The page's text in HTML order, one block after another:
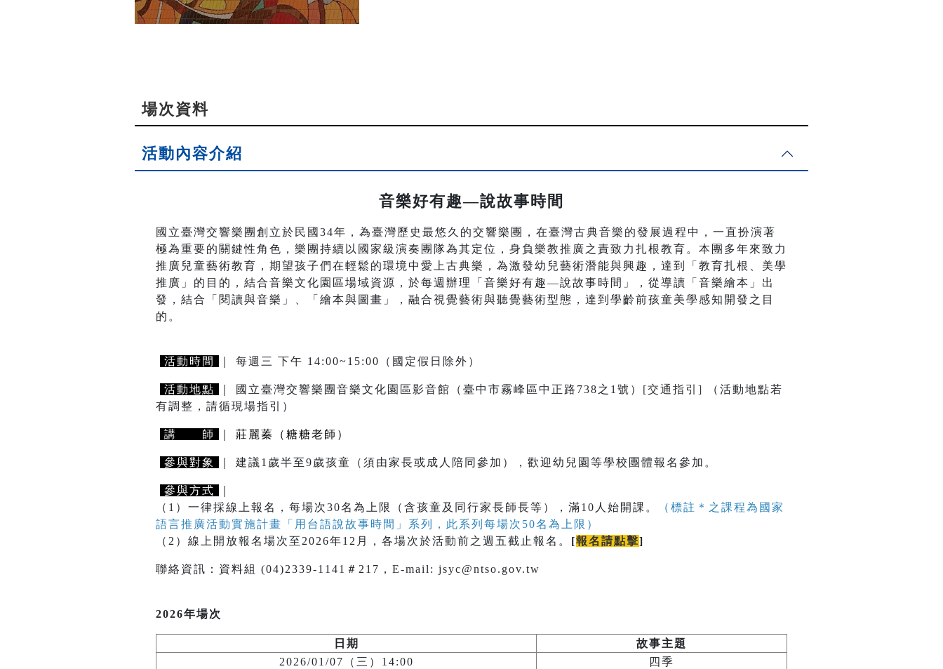
場次資料
活動內容介紹
音樂好有趣—說故事時間
國立臺灣交響樂團創立於民國34年，為臺灣歷史最悠久的交響樂團，在臺灣古典音樂的發展過程中，一直扮演著
極為重要的關鍵性角色，樂團持續以國家級演奏團隊為其定位，身負樂教推廣之責致力扎根教育。本團多年來致力
推廣兒童藝術教育，期望孩子們在輕鬆的環境中愛上古典樂，為激發幼兒藝術潛能與興趣，達到「教育扎根、美學
推廣」的目的，結合音樂文化園區場域資源，於每週辦理「音樂好有趣—說故事時間」，從導讀「音樂繪本」出
發，結合「閱讀與音樂」、「繪本與圖畫」，融合視覺藝術與聽覺藝術型態，達到學齡前孩童美學感知開發之目
的。
活動時間 ｜ 每週三 下午 14:00~15:00（國定假日除外）
活動地點 ｜ 國立臺灣交響樂團音樂文化園區影音館（臺中市霧峰區中正路738之1號） [交通指引]
（活動地點若
有調整，請循現場指引）
講 師 莊麗蓁（糖糖老師）
參與對象 ｜ 建議1歲半至9歲孩童（須由家長或成人陪同參加），歡迎幼兒園等學校團體報名參加。
參與方式
（1）一律採線上報名，每場次30名為上限（含孩童及同行家長師長等），滿10人始開課。
（標註＊之課程為國家
語言推廣活動實施計畫「用台語說故事時間」系列，此系列每場次50名為上限）
（2）線上開放報名場次至2026年12月，各場次於活動前之週五截止報名。 [報名請點擊]
聯絡資訊：資料組 (04)2339-1141＃217，E-mail: jsyc@ntso.gov.tw
2026年場次
日期
故事主題
2026/01/07（三）14:00
四季